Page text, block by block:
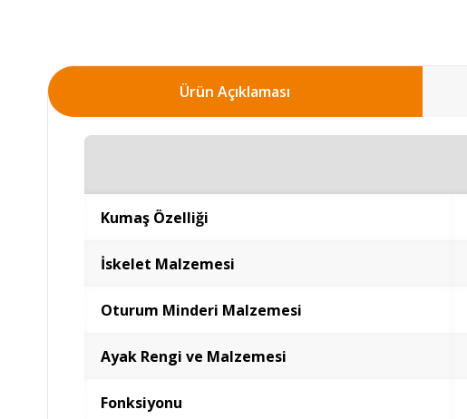
Ürün Açıklaması
Kumaş Özelliği
İskelet Malzemesi
Oturum Minderi Malzemesi
Ayak Rengi ve Malzemesi
Fonksiyonu